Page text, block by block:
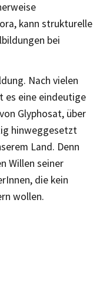
kann strukturelle
bei
Nach vielen
es eine eindeutige
Glyphosat, über
hinweggesetzt
Land. Denn
Willen seiner
die kein
wollen.